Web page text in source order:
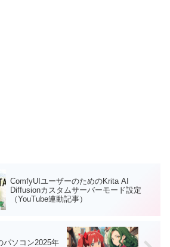
ComfyUIユーザーのためのKrita AI
Diffusionカスタムサーバーモード設定
（YouTube連動記事）
パソコン2025年